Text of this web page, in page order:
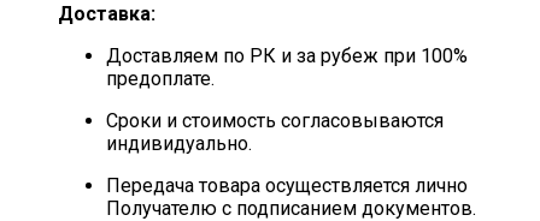
Доставка:
Доставляем по РК и за рубеж при 100%
предоплате.
Сроки и стоимость согласовываются
индивидуально.
Передача товара осуществляется лично
Получателю с подписанием документов.